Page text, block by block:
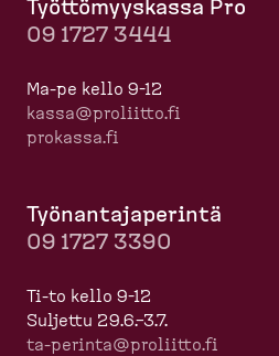
Työttö­myyskassa Pro
09 1727 3444
Ma-pe kello 9-12
kassa@proliitto.fi
prokassa.fi
Työnan­ta­ja­perintä
09 1727 3390
Ti-to kello 9-12
Suljettu 29.6.–3.7.
ta-​perinta@proliitto.fi